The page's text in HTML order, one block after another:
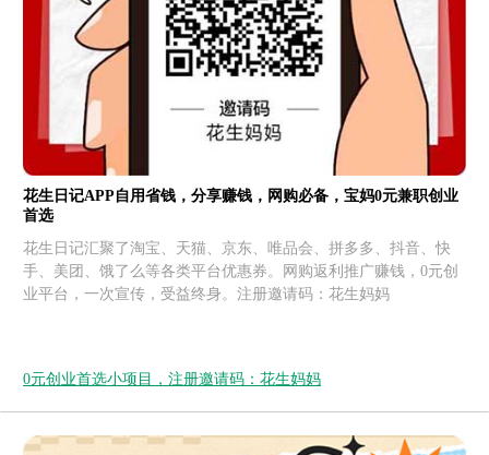
花生日记APP自用省钱，分享赚钱，网购必备，宝妈0元兼职创业
首选
花生日记汇聚了淘宝、天猫、京东、唯品会、拼多多、抖音、快
手、美团、饿了么等各类平台优惠券。网购返利推广赚钱，0元创
业平台，一次宣传，受益终身。注册邀请码：花生妈妈
0元创业首选小项目，注册邀请码：花生妈妈